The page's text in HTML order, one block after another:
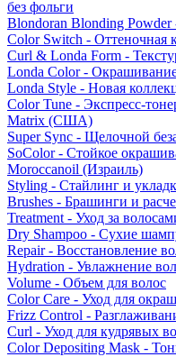
без фольги
Blondoran Blonding Powder
Color Switch - Оттеночная
Curl & Londa Form -
Londa Color -
Londa Style - Новая
Color Tune - Экспресс-
Matrix (США)
Super Sync - Щелочной
SoColor - Стойкое
Moroccanoil (Израиль)
Styling - Стайлинг и
Brushes - Брашинги и
Treatment - Уход за
Dry Shampoo - Сухие
Repair - Восстановление
Hydration - Увлажнение
Volume - Объем для волос
Color Care - Уход для
Frizz Control -
Curl - Уход для кудрявых
Color Depositing Mask -